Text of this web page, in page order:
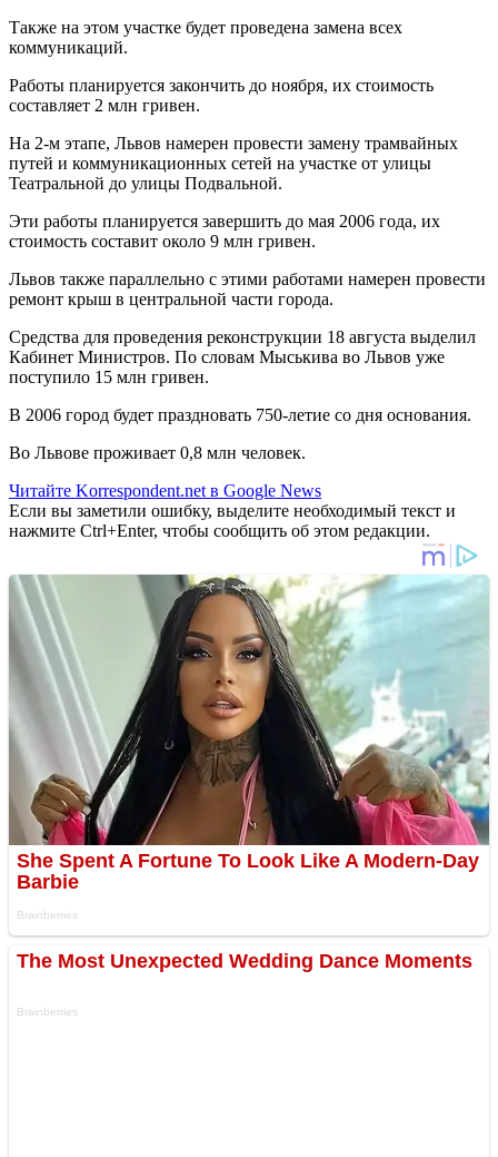
Также на этом участке будет проведена замена всех
коммуникаций.
Работы планируется закончить до ноября, их стоимость
составляет 2 млн гривен.
На 2-м этапе, Львов намерен провести замену трамвайных
путей и коммуникационных сетей на участке от улицы
Театральной до улицы Подвальной.
Эти работы планируется завершить до мая 2006 года, их
стоимость составит около 9 млн гривен.
Львов также параллельно с этими работами намерен провести
ремонт крыш в центральной части города.
Средства для проведения реконструкции 18 августа выделил
Кабинет Министров. По словам Мыськива во Львов уже
поступило 15 млн гривен.
В 2006 город будет праздновать 750-летие со дня основания.
Во Львове проживает 0,8 млн человек.
Читайте Korrespondent.net в Google News
Если вы заметили ошибку, выделите необходимый текст и
нажмите Ctrl+Enter, чтобы сообщить об этом редакции.